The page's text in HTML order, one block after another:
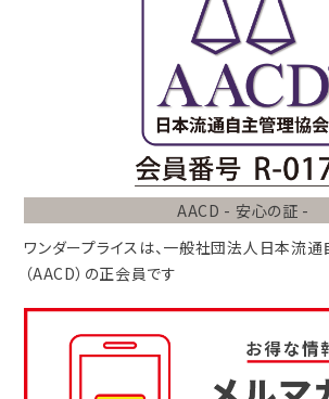
AACD - 安心の証 -
ワンダープライスは、 一般社団法人 日本流
（AACD） の正会員です